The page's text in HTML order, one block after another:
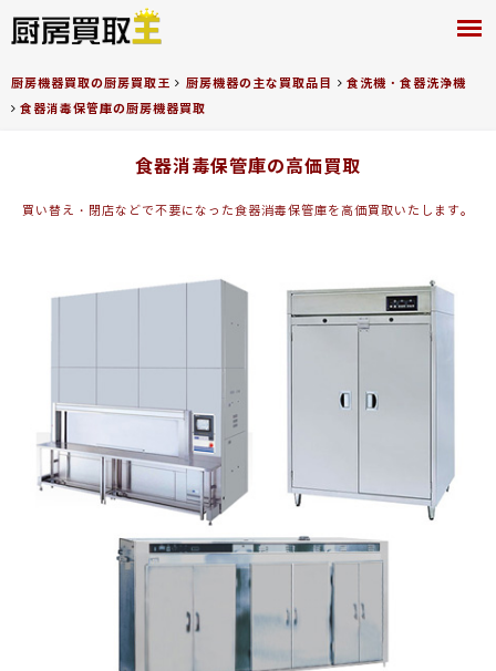
厨房機器買取の厨房買取王 厨房機器の主な買取品目
食洗機・食器洗浄機
食器消毒保管庫の厨房機器買取
食器消毒保管庫の高価買取
買い替え・閉店などで不要になった食器消毒保管庫を高価買取いたします。